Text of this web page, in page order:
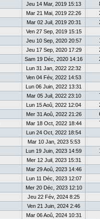
Jeu 14 Mar, 2019 15:13
Mar 21 Mai, 2019 22:26
Mar 02 Juil, 2019 20:31
Ven 27 Sep, 2019 15:15
Jeu 10 Sep, 2020 20:57
Jeu 17 Sep, 2020 17:29
Sam 19 Déc, 2020 14:16
Lun 31 Jan, 2022 22:32
Ven 04 Fév, 2022 14:53
Lun 06 Juin, 2022 13:31
Mar 05 Juil, 2022 23:10
Lun 15 Aoû, 2022 12:04
Mer 31 Aoû, 2022 21:26
Mar 18 Oct, 2022 18:44
Lun 24 Oct, 2022 18:54
Mar 10 Jan, 2023 5:53
Lun 19 Juin, 2023 14:59
Mer 12 Juil, 2023 15:31
Mar 29 Aoû, 2023 14:46
Lun 11 Déc, 2023 12:07
Mer 20 Déc, 2023 12:10
Jeu 22 Fév, 2024 8:25
Ven 21 Juin, 2024 2:46
Mar 06 Aoû, 2024 10:31